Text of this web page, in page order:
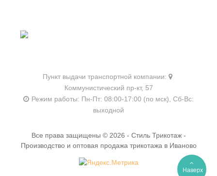
Пункт выдачи транспортной компании:
Коммунистический пр-кт, 57
Режим работы: Пн-Пт: 08:00-17:00 (по мск), Сб-Вс:
выходной
Все права защищены © 2026 - Стиль Трикотаж -
Производство и оптовая продажа трикотажа в Иваново
Наверх